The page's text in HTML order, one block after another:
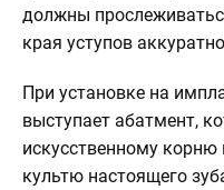
должны
края уступов
При установке на
выступает абатмент,
искусственному
культю настоящего